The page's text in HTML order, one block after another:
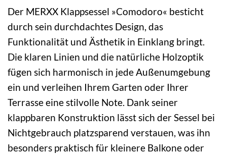
Der MERXX Klappsessel »Comodoro« besticht
durch sein durchdachtes Design, das
Funktionalität und Ästhetik in Einklang bringt.
Die klaren Linien und die natürliche Holzoptik
fügen sich harmonisch in jede Außenumgebung
ein und verleihen Ihrem Garten oder Ihrer
Terrasse eine stilvolle Note. Dank seiner
klappbaren Konstruktion lässt sich der Sessel bei
Nichtgebrauch platzsparend verstauen, was ihn
besonders praktisch für kleinere Balkone oder